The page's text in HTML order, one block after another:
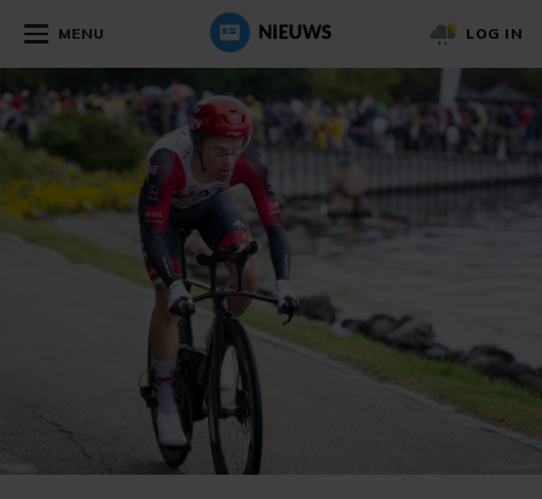
MENU LOG IN